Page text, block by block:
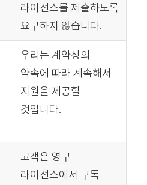
라이선스를 제출하도록
요구하지 않습니다.
우리는 계약상의
약속에 따라 계속해서
지원을 제공할
것입니다.
고객은 영구
라이선스에서 구독